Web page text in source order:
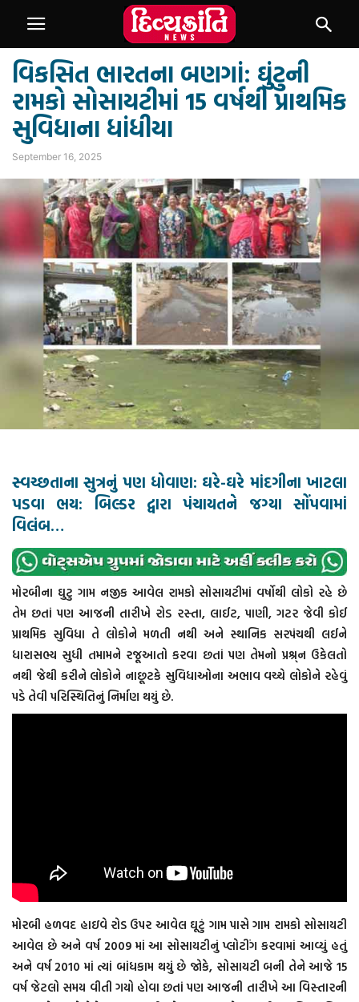
વિકસિત ભારતના બણગાં: ઘુંટુની
રામકો સોસાયટીમાં 15 વર્ષથી પ્રાથમિક
સુવિધાના ધાંધીયા
September 16, 2025
સ્વચ્છતાના સુત્રનું પણ ધોવાણ: ઘરે-ઘરે માંદગીના ખાટલા
પડવા ભય: બિલ્ડર દ્વારા પંચાયતને જગ્યા સોંપવામાં
વિલંબ…
મોરબીના ઘુટુ ગામ નજીક આવેલ રામકો સોસાયટીમાં વર્ષોથી લોકો રહે છે
તેમ છતાં પણ આજની તારીખે રોડ રસ્તા, લાઈટ, પાણી, ગટર જેવી કોઈ
પ્રાથમિક સુવિધા તે લોકોને મળતી નથી અને સ્થાનિક સરપંચથી લઈને
ધારાસભ્ય સુધી તમામને રજૂઆતો કરવા છતાં પણ તેમનો પ્રશ્ર્ન ઉકેલતો
નથી જેથી કરીને લોકોને નાછૂટકે સુવિધાઓના અભાવ વચ્ચે લોકોને રહેવું
પડે તેવી પરિસ્થિતિનું નિર્માણ થયું છે.
મોરબી હળવદ હાઇવે રોડ ઉપર આવેલ ઘૂટું ગામ પાસે ગામ રામકો સોસાયટી
આવેલ છે અને વર્ષ 2009 માં આ સોસાયટીનું પ્લોટીંગ કરવામાં આવ્યું હતું
અને વર્ષ 2010 માં ત્યાં બાંધકામ થયું છે જોકે, સોસાયટી બની તેને આજે 15
વર્ષ જેટલો સમય વીતી ગયો હોવા છતાં પણ આજની તારીખે આ વિસ્તારની